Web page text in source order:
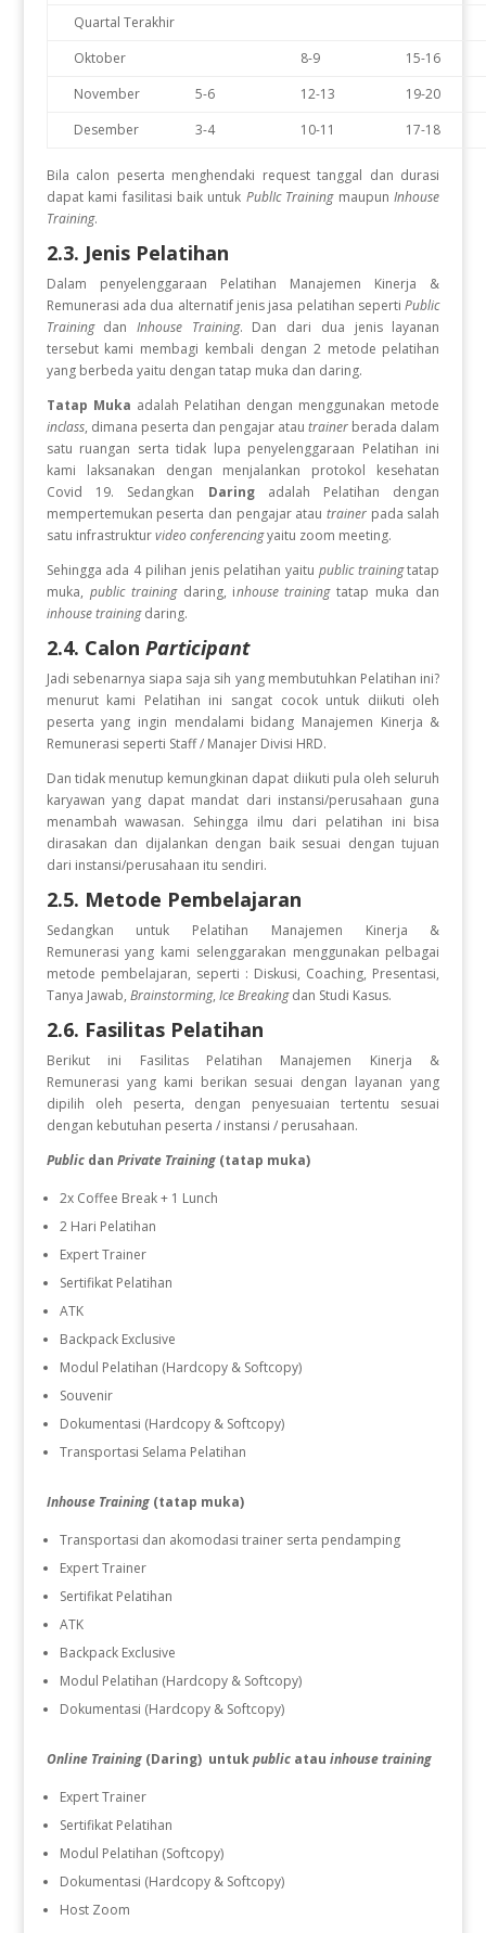
Quartal Terakhir
Oktober
8-9
15-16
November
5-6 12-13
19-20
Desember
3-4 10-11 17-18
Bila calon peserta menghendaki request tanggal dan durasi
dapat kami fasilitasi baik untuk PublIc TrainingmaupunInhouse
Training.
2.3. Jenis Pelatihan
Dalam penyelenggaraan Pelatihan Manajemen Kinerja &
Remunerasi ada dua alternatif jenis jasa pelatihan sepertiPublic
TrainingdanInhouse Training. Dan dari dua jenis layanan
tersebut kami membagi kembali dengan 2 metode pelatihan
yang berbeda yaitu dengan tatap muka dan daring.
Tatap Muka adalah Pelatihan dengan menggunakan metode
inclass, dimana peserta dan pengajar atautrainer berada dalam
satu ruangan serta tidak lupa penyelenggaraan Pelatihan ini
kami laksanakan dengan menjalankan protokol kesehatan
Covid 19. Sedangkan Daring adalah Pelatihan dengan
mempertemukan peserta dan pengajar atautrainer pada salah
satu infrastrukturvideo conferencingyaitu zoom meeting.
Sehingga ada 4 pilihan jenis pelatihan yaitu public trainingtatap
muka, public trainingdaring, inhouse trainingtatap muka dan
inhouse trainingdaring.
2.4. Calon Participant
Jadi sebenarnya siapa saja sih yang membutuhkan Pelatihan ini?
menurut kami Pelatihan ini sangat cocok untuk diikuti oleh
peserta yang ingin mendalami bidang Manajemen Kinerja &
Remunerasi seperti Staff / Manajer Divisi HRD.
Dan tidak menutup kemungkinan dapat diikuti pula oleh seluruh
karyawan yang dapat mandat dari instansi/perusahaan guna
menambah wawasan. Sehingga ilmu dari pelatihan ini bisa
dirasakan dan dijalankan dengan baik sesuai dengan tujuan
dari instansi/perusahaan itu sendiri.
2.5. Metode Pembelajaran
Sedangkan untuk Pelatihan Manajemen Kinerja &
Remunerasi yang kami selenggarakan menggunakan pelbagai
metode pembelajaran, seperti : Diskusi, Coaching, Presentasi,
Tanya Jawab, Brainstorming, Ice Breakingdan Studi Kasus.
2.6. Fasilitas Pelatihan
Berikut ini Fasilitas Pelatihan Manajemen Kinerja &
Remunerasi yang kami berikan sesuai dengan layanan yang
dipilih oleh peserta, dengan penyesuaian tertentu sesuai
dengan kebutuhan peserta / instansi / perusahaan.
Publicdan Private Training (tatap muka)
2x Coffee Break + 1 Lunch
2 Hari Pelatihan
Expert Trainer
Sertifikat Pelatihan
ATK
Backpack Exclusive
Modul Pelatihan (Hardcopy & Softcopy)
Souvenir
Dokumentasi (Hardcopy & Softcopy)
Transportasi Selama Pelatihan
Inhouse Training (tatap muka)
Transportasi dan akomodasi trainer serta pendamping
Expert Trainer
Sertifikat Pelatihan
ATK
Backpack Exclusive
Modul Pelatihan (Hardcopy & Softcopy)
Dokumentasi (Hardcopy & Softcopy)
Online Training (Daring) untukpublic atau inhouse training
Expert Trainer
Sertifikat Pelatihan
Modul Pelatihan (Softcopy)
Dokumentasi (Hardcopy & Softcopy)
Host Zoom